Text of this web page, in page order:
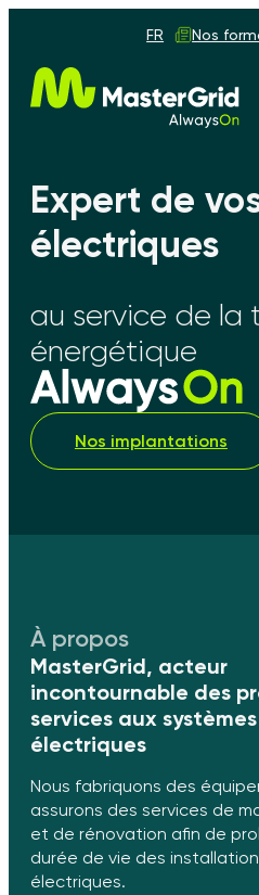
FR Nos
Expert de
électriques
au service de la
énergétique
Nos implantations
À propos
MasterGrid, acteur
incontournable des
services aux systèmes
électriques
Nous fabriquons des
assurons des services de
et de rénovation afin de
durée de vie des
électriques.